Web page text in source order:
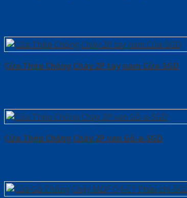
Cửa Thép Chống Cháy 2P tay nam Cửa-SGD
Cửa Thép Chống Cháy 2P van Gỗ-a-SGD